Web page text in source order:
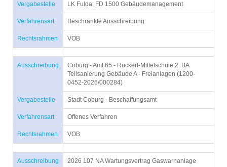
Vergabestelle LK Fulda, FD 1500 Gebäudemanagement
Verfahrensart Beschränkte Ausschreibung
Rechtsrahmen VOB
Ausschreibung
Coburg - Amt 65 - Rückert-Mittelschule 2. BA
Teilsanierung Gebäude A - Freianlagen (1200-
0452-2026/000284)
Vergabestelle Stadt Coburg - Beschaffungsamt
Verfahrensart Offenes Verfahren
Rechtsrahmen VOB
Ausschreibung
2026 107 NA Wartungsvertrag Gaswarnanlage